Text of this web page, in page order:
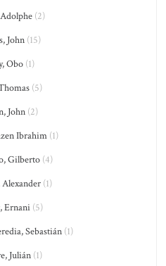
(2)
John (15)
Obo (1)
(5)
John (2)
Ibrahim (1)
Gilberto (4)
(1)
Ernani (5)
Sebastián(1)
Julián(1)